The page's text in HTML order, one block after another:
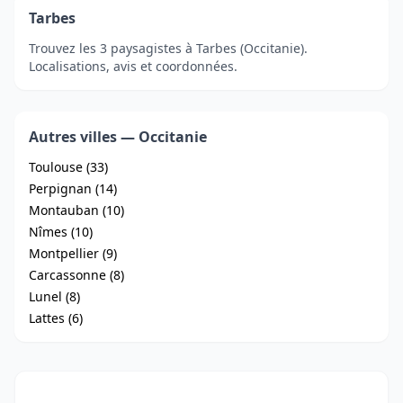
Tarbes
Trouvez les 3 paysagistes à Tarbes (Occitanie).
Localisations, avis et coordonnées.
Autres villes — Occitanie
Toulouse (33)
Perpignan (14)
Montauban (10)
Nîmes (10)
Montpellier (9)
Carcassonne (8)
Lunel (8)
Lattes (6)